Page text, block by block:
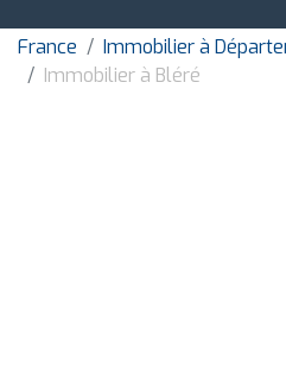
France
Immobilier à
Immobilier à Bléré